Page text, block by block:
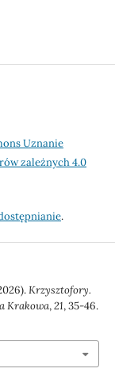
Uznanie
zależnych 4.0
.
Krzysztofory.
Krakowa,21, 35-46.